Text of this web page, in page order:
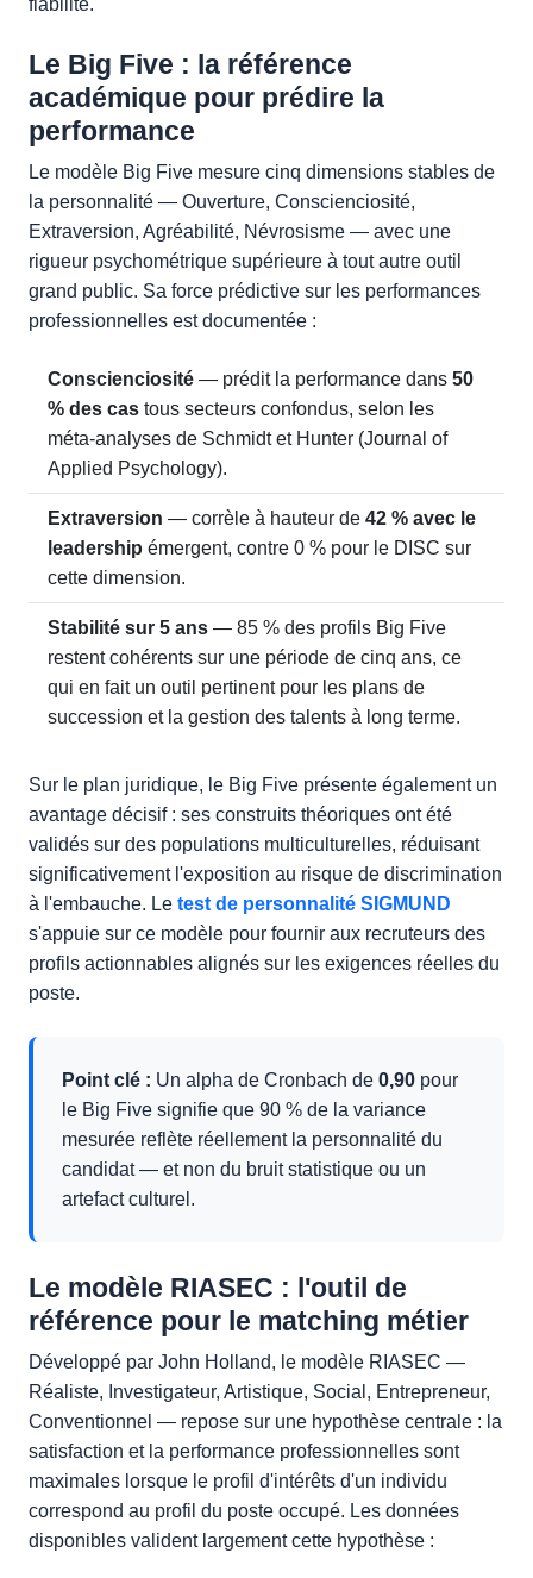
fiabilité.
Le Big Five : la référence
académique pour prédire la
performance
Le modèle Big Five mesure cinq dimensions stables de
la personnalité — Ouverture, Conscienciosité,
Extraversion, Agréabilité, Névrosisme — avec une
rigueur psychométrique supérieure à tout autre outil
grand public. Sa force prédictive sur les performances
professionnelles est documentée :
Conscienciosité — prédit la performance dans 50
% des cas tous secteurs confondus, selon les
méta-analyses de Schmidt et Hunter (Journal of
Applied Psychology).
Extraversion — corrèle à hauteur de 42 % avec le
leadership émergent, contre 0 % pour le DISC sur
cette dimension.
Stabilité sur 5 ans — 85 % des profils Big Five
restent cohérents sur une période de cinq ans, ce
qui en fait un outil pertinent pour les plans de
succession et la gestion des talents à long terme.
Sur le plan juridique, le Big Five présente également un
avantage décisif : ses construits théoriques ont été
validés sur des populations multiculturelles, réduisant
significativement l'exposition au risque de discrimination
à l'embauche. Le test de personnalité SIGMUND
s'appuie sur ce modèle pour fournir aux recruteurs des
profils actionnables alignés sur les exigences réelles du
poste.
Point clé : Un alpha de Cronbach de 0,90 pour
le Big Five signifie que 90 % de la variance
mesurée reflète réellement la personnalité du
candidat — et non du bruit statistique ou un
artefact culturel.
Le modèle RIASEC : l'outil de
référence pour le matching métier
Développé par John Holland, le modèle RIASEC —
Réaliste, Investigateur, Artistique, Social, Entrepreneur,
Conventionnel — repose sur une hypothèse centrale : la
satisfaction et la performance professionnelles sont
maximales lorsque le profil d'intérêts d'un individu
correspond au profil du poste occupé. Les données
disponibles valident largement cette hypothèse :